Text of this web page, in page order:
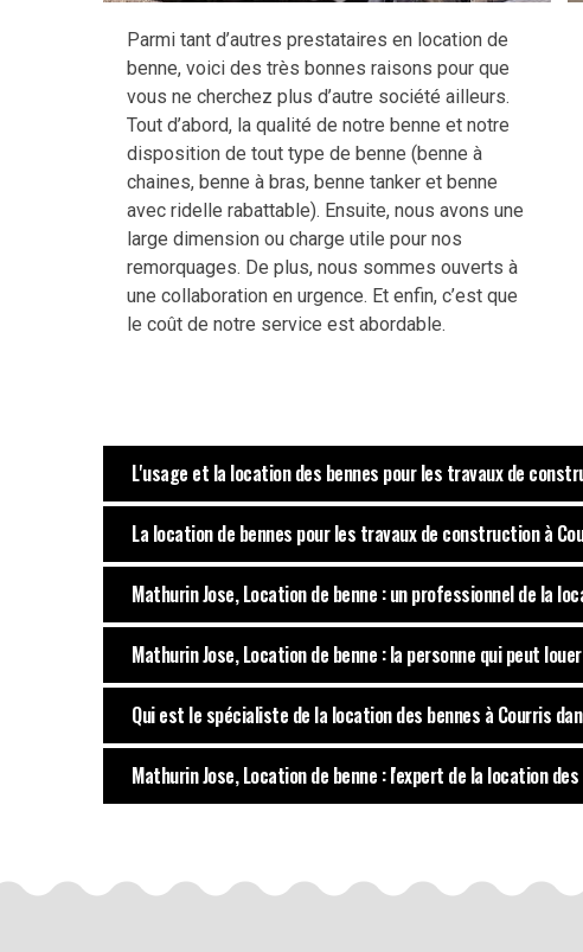
Parmi tant d’autres prestataires en location de
benne, voici des très bonnes raisons pour que
vous ne cherchez plus d’autre société ailleurs.
Tout d’abord, la qualité de notre benne et notre
disposition de tout type de benne (benne à
chaines, benne à bras, benne tanker et benne
avec ridelle rabattable). Ensuite, nous avons une
large dimension ou charge utile pour nos
remorquages. De plus, nous sommes ouverts à
une collaboration en urgence. Et enfin, c’est que
le coût de notre service est abordable.
L'usage et la location des bennes pour les travaux de
La location de bennes pour les travaux de construction à
Mathurin Jose, Location de benne : un professionnel de la
Mathurin Jose, Location de benne : la personne qui peut
Qui est le spécialiste de la location des bennes à Courris
Mathurin Jose, Location de benne : l'expert de la location